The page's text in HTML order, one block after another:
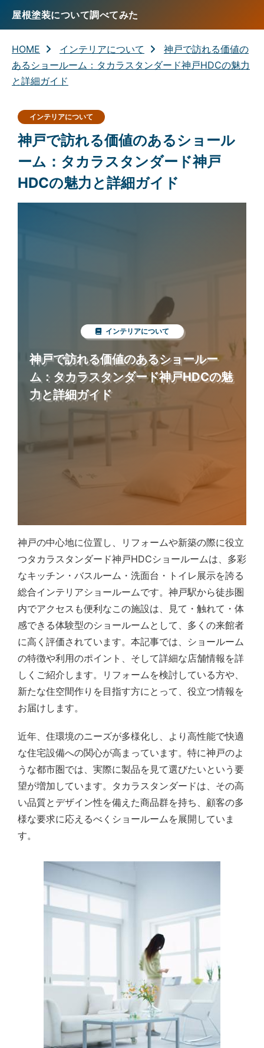
屋根塗装について調べてみた
HOME インテリアについて
神戸で訪れる価値の
あるショールーム：タカラスタンダード神戸HDCの魅力
と詳細ガイド
インテリアについて
神戸で訪れる価値のあるショール
ーム：タカラスタンダード神戸
HDCの魅力と詳細ガイド
インテリアについて
神戸で訪れる価値のあるショールー
ム：タカラスタンダード神戸HDCの魅
力と詳細ガイド
神戸の中心地に位置し、リフォームや新築の際に役立
つタカラスタンダード神戸HDCショールームは、多彩
なキッチン・バスルーム・洗面台・トイレ展示を誇る
総合インテリアショールームです。神戸駅から徒歩圏
内でアクセスも便利なこの施設は、見て・触れて・体
感できる体験型のショールームとして、多くの来館者
に高く評価されています。本記事では、ショールーム
の特徴や利用のポイント、そして詳細な店舗情報を詳
しくご紹介します。リフォームを検討している方や、
新たな住空間作りを目指す方にとって、役立つ情報を
お届けします。
近年、住環境のニーズが多様化し、より高性能で快適
な住宅設備への関心が高まっています。特に神戸のよ
うな都市圏では、実際に製品を見て選びたいという要
望が増加しています。タカラスタンダードは、その高
い品質とデザイン性を備えた商品群を持ち、顧客の多
様な要求に応えるべくショールームを展開していま
す。